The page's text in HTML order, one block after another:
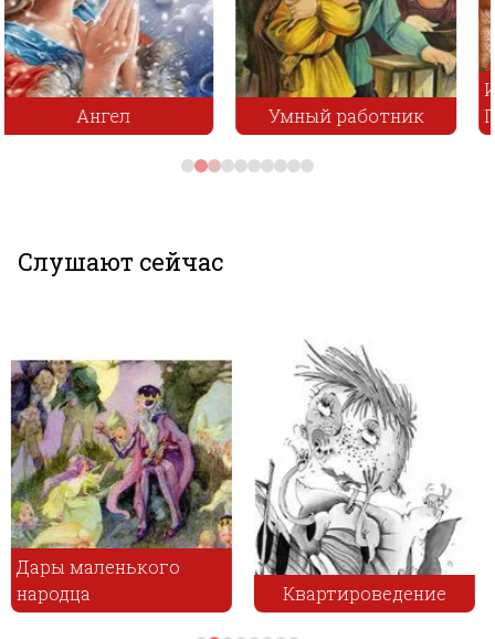
Умный работник
Иван Сученко и Белый
Полянин
Слушают сейчас
Квартироведение Пастух